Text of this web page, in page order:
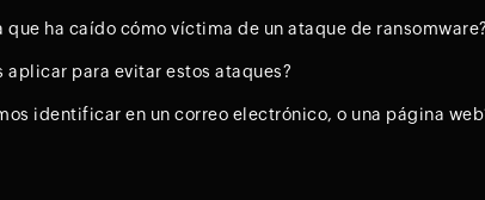
que ha caído cómo víctima de un ataque de
aplicar para evitar estos ataques?
identificar en un correo electrónico, o una página